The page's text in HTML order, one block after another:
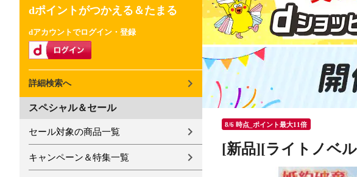
dポイントがつかえる＆たまる
dアカウントでログイン・登録
詳細検索へ
スペシャル＆セール
セール対象の商品一覧
キャンペーン＆特集一覧
8/6 時点_ポイント最大11倍
[新品][ライトノベ